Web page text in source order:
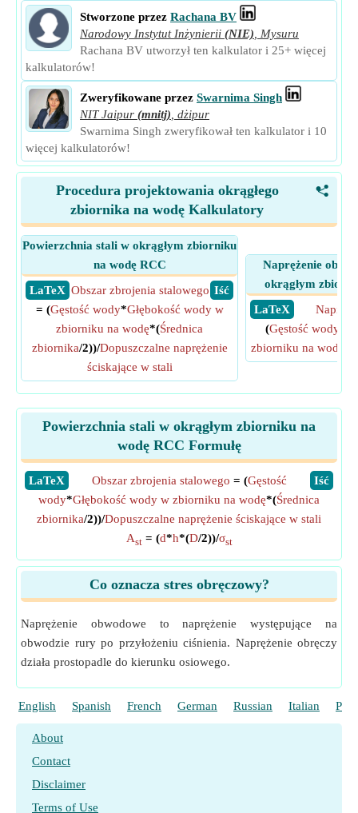
Stworzone przez Rachana BV
Narodowy Instytut Inżynierii (NIE)
Mysuru
Rachana BV utworzył ten kalkulator i 25+ więcej
kalkulatorów!
Zweryfikowane przez Swarnima Singh
NIT Jaipur (mnitj) dżipur
Swarnima Singh zweryfikował ten kalkulator i 10
więcej kalkulatorów!
<
Procedura projektowania okrągłego
zbiornika na wodę Kalkulatory
Powierzchnia stali w okrągłym zbiorniku
na wodę RCC
​ LaTeX
​ Iść
Obszar zbrojenia stalowego
= (Gęstość wody*Głębokość wody w
zbiorniku na wodę*(Średnica
zbiornika/2))/Dopuszczalne naprężenie
ściskające w stali
Naprężenie
okrągłym
​ LaTeX
(Gęstość wody
zbiorniku na wodę
Powierzchnia stali w okrągłym zbiorniku na
wodę RCC Formułę
​LaTeX ​Iść
Obszar zbrojenia stalowego = (Gęstość
wody*Głębokość wody w zbiorniku na wodę*(Średnica
zbiornika/2))/Dopuszczalne naprężenie ściskające w stali
Ast= (d*h*(D/2))/σst
Co oznacza stres obręczowy?
Naprężenie obwodowe to naprężenie występujące na
obwodzie rury po przyłożeniu ciśnienia. Naprężenie obręczy
działa prostopadle do kierunku osiowego.
English Spanish French German Russian Italian
About
Contact
Disclaimer
Terms of Use